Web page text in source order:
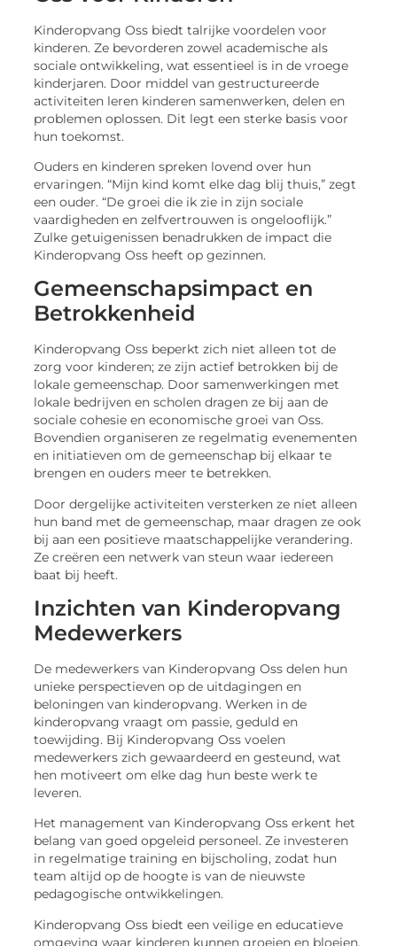
Kinderopvang Oss biedt talrijke voordelen voor
kinderen. Ze bevorderen zowel academische als
sociale ontwikkeling, wat essentieel is in de vroege
kinderjaren. Door middel van gestructureerde
activiteiten leren kinderen samenwerken, delen en
problemen oplossen. Dit legt een sterke basis voor
hun toekomst.
Ouders en kinderen spreken lovend over hun
ervaringen. “Mijn kind komt elke dag blij thuis,” zegt
een ouder. “De groei die ik zie in zijn sociale
vaardigheden en zelfvertrouwen is ongelooflijk.”
Zulke getuigenissen benadrukken de impact die
Kinderopvang Oss heeft op gezinnen.
Gemeenschapsimpact en
Betrokkenheid
Kinderopvang Oss beperkt zich niet alleen tot de
zorg voor kinderen; ze zijn actief betrokken bij de
lokale gemeenschap. Door samenwerkingen met
lokale bedrijven en scholen dragen ze bij aan de
sociale cohesie en economische groei van Oss.
Bovendien organiseren ze regelmatig evenementen
en initiatieven om de gemeenschap bij elkaar te
brengen en ouders meer te betrekken.
Door dergelijke activiteiten versterken ze niet alleen
hun band met de gemeenschap, maar dragen ze ook
bij aan een positieve maatschappelijke verandering.
Ze creëren een netwerk van steun waar iedereen
baat bij heeft.
Inzichten van Kinderopvang
Medewerkers
De medewerkers van Kinderopvang Oss delen hun
unieke perspectieven op de uitdagingen en
beloningen van kinderopvang. Werken in de
kinderopvang vraagt om passie, geduld en
toewijding. Bij Kinderopvang Oss voelen
medewerkers zich gewaardeerd en gesteund, wat
hen motiveert om elke dag hun beste werk te
leveren.
Het management van Kinderopvang Oss erkent het
belang van goed opgeleid personeel. Ze investeren
in regelmatige training en bijscholing, zodat hun
team altijd op de hoogte is van de nieuwste
pedagogische ontwikkelingen.
Kinderopvang Oss biedt een veilige en educatieve
omgeving waar kinderen kunnen groeien en bloeien.